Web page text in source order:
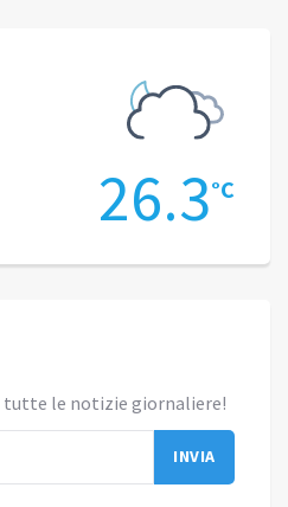
26.3°C
tutte le notizie giornaliere!